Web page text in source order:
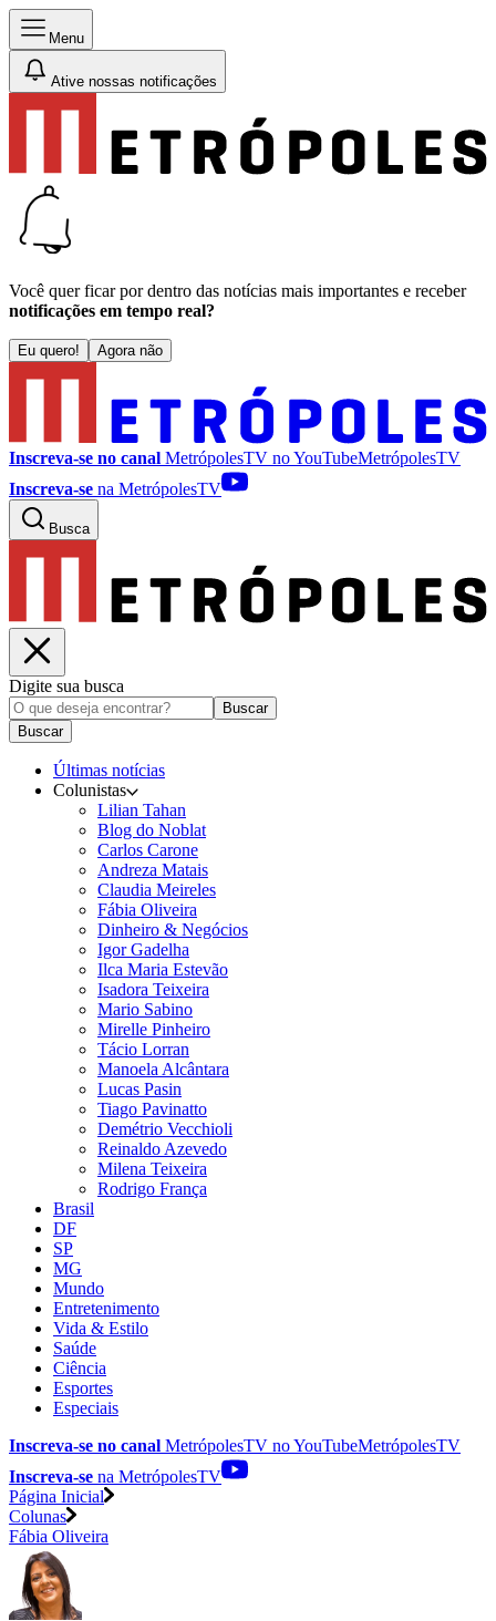
Menu
Ative nossas notificações
Você quer ficar por dentro das notícias mais importantes e receber
notificações em tempo real?
Eu quero! Agora não
Inscreva-se no canal MetrópolesTV noYouTubeMetrópolesTV
Inscreva-se na MetrópolesTV
Busca
Digite sua busca
Buscar
Buscar
Últimas notícias
Colunistas
Lilian Tahan
Blog do Noblat
Carlos Carone
Andreza Matais
Claudia Meireles
Fábia Oliveira
Dinheiro & Negócios
Igor Gadelha
Ilca Maria Estevão
Isadora Teixeira
Mario Sabino
Mirelle Pinheiro
Tácio Lorran
Manoela Alcântara
Lucas Pasin
Tiago Pavinatto
Demétrio Vecchioli
Reinaldo Azevedo
Milena Teixeira
Rodrigo França
Brasil
DF
SP
MG
Mundo
Entretenimento
Vida & Estilo
Saúde
Ciência
Esportes
Especiais
Inscreva-se no canal MetrópolesTV noYouTubeMetrópolesTV
Inscreva-se na MetrópolesTV
Página Inicial
Colunas
Fábia Oliveira